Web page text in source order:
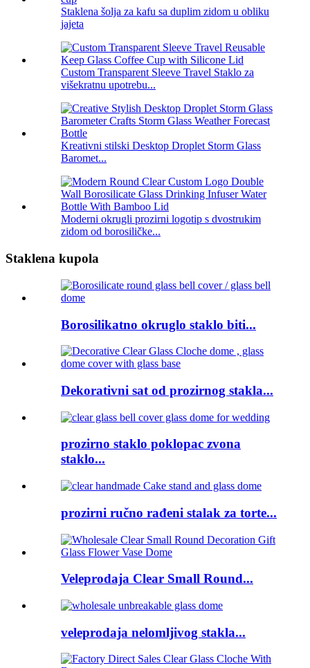
Staklena šolja za kafu sa duplim zidom u obliku
jajeta
Custom Transparent Sleeve Travel Staklo za
višekratnu upotrebu...
Kreativni stilski Desktop Droplet Storm Glass
Baromet...
Moderni okrugli prozirni logotip s dvostrukim
zidom od borosiličke...
Staklena kupola
Borosilikatno okruglo staklo biti...
Dekorativni sat od prozirnog stakla...
prozirno staklo poklopac zvona
staklo...
prozirni ručno rađeni stalak za torte...
Veleprodaja Clear Small Round...
veleprodaja nelomljivog stakla...